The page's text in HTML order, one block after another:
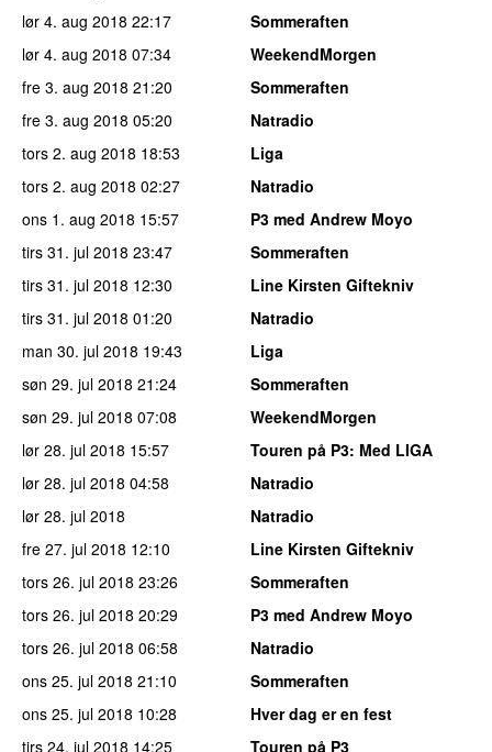
lør 4. aug 2018 22:17
Sommeraften
lør 4. aug 2018 07:34
WeekendMorgen
fre 3. aug 2018 21:20
Sommeraften
fre 3. aug 2018 05:20
Natradio
tors 2. aug 2018 18:53
Liga
tors 2. aug 2018 02:27
Natradio
ons 1. aug 2018 15:57
P3 med Andrew Moyo
tirs 31. jul 2018 23:47
Sommeraften
tirs 31. jul 2018 12:30
Line Kirsten Giftekniv
tirs 31. jul 2018 01:20
Natradio
man 30. jul 2018 19:43
Liga
søn 29. jul 2018 21:24
Sommeraften
søn 29. jul 2018 07:08
WeekendMorgen
lør 28. jul 2018 15:57 Touren på P3: Med LIGA
lør 28. jul 2018 04:58
Natradio
lør 28. jul 2018
Natradio
fre 27. jul 2018 12:10
Line Kirsten Giftekniv
tors 26. jul 2018 23:26
Sommeraften
tors 26. jul 2018 20:29
P3 med Andrew Moyo
tors 26. jul 2018 06:58
Natradio
ons 25. jul 2018 21:10
Sommeraften
ons 25. jul 2018 10:28
Hver dag er en fest
tirs 24. jul 2018 14:25 Touren på P3